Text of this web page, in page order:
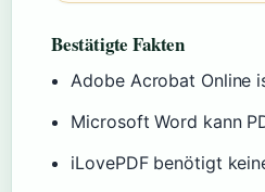
Bestätigte Fakten
Adobe Acrobat Online
Microsoft Word kann
iLovePDF benötigt